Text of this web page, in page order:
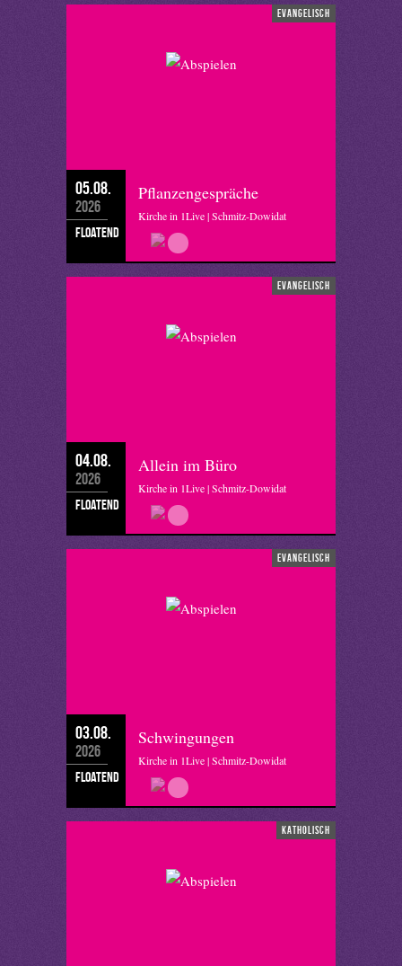
evangelisch
05.08.
2026
floatend
Pflanzengespräche
Kirche in 1Live | Schmitz-Dowidat
evangelisch
04.08.
2026
floatend
Allein im Büro
Kirche in 1Live | Schmitz-Dowidat
evangelisch
03.08.
2026
floatend
Schwingungen
Kirche in 1Live | Schmitz-Dowidat
katholisch